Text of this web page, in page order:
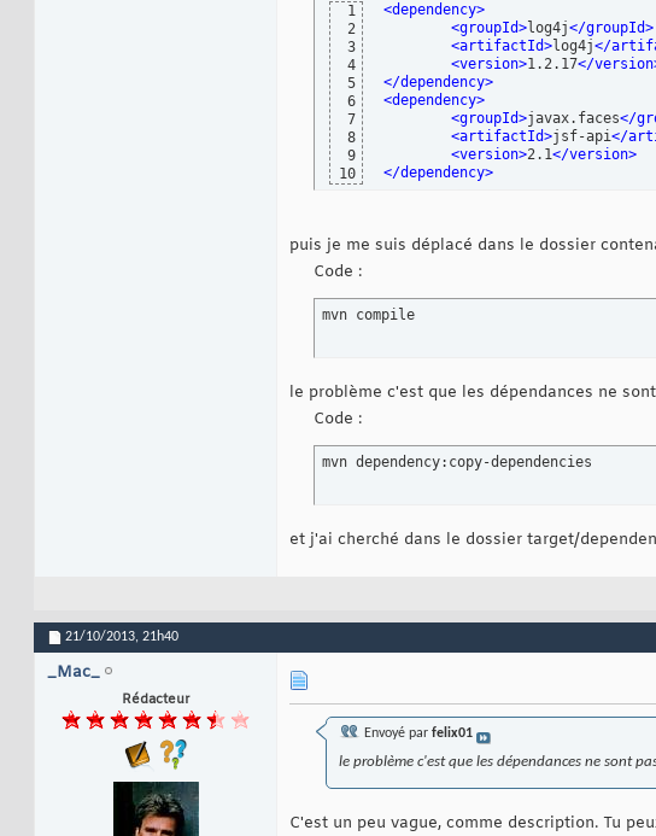
1
2
3
4
5
6
7
8
9
10
<dependency>
<groupId>log4j</groupId>
<artifactId>log4j</
<version>1.2.17</version
</dependency>
<dependency>
<groupId>javax.faces</
<artifactId>jsf-api</
<version>2.1</version>
</dependency>
puis je me suis déplacé dans le dossier
Code :
mvn compile
le problème c'est que les dépendances ne
Code :
mvn dependency:copy-dependencies
et j'ai cherché dans le dossier target/
21/10/2013, 21h40
_Mac_
Rédacteur
Envoyé par felix01
le problème c'est que les dépendances ne sont
C'est un peu vague, comme description. Tu